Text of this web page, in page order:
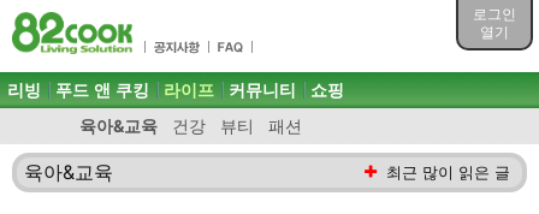
로그인
열기
목차
주메뉴 바로가기
컨텐츠 바로가기
검색 바로가기
로그인 바로가기
주메뉴
리빙 푸드 앤 쿠킹 라이프
육아&교육 건강 뷰티 패션
커뮤니티 쇼핑
육아&교육 최근 많이 읽은 글